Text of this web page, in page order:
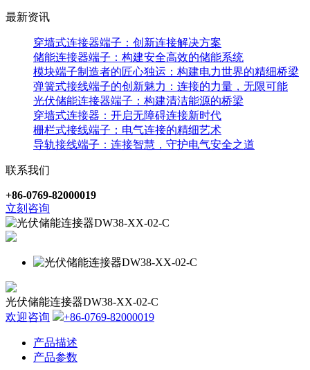
最新资讯
穿墙式连接器端子：创新连接解决方案
储能连接器端子：构建安全高效的储能系统
模块端子制造者的匠心独运：构建电力世界的精细桥梁
弹簧式接线端子的创新魅力：连接的力量，无限可能
光伏储能连接器端子：构建清洁能源的桥梁
穿墙式连接器：开启无障碍连接新时代
栅栏式接线端子：电气连接的精细艺术
导轨接线端子：连接智慧，守护电气安全之道
联系我们
+86-0769-82000019
立刻咨询
光伏储能连接器DW38-XX-02-C
欢迎咨询
+86-0769-82000019
产品描述
产品参数